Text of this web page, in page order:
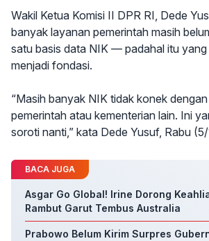
Wakil Ketua Komisi II DPR RI, Dede
banyak layanan pemerintah masih
satu basis data NIK — padahal itu
menjadi fondasi.
“Masih banyak NIK tidak konek
pemerintah atau kementerian lain. Ini
soroti nanti,” kata Dede Yusuf, Rabu
BACA JUGA
Asgar Go Global! Irine Dorong
Rambut Garut Tembus Australia
Prabowo Belum Kirim Surpres